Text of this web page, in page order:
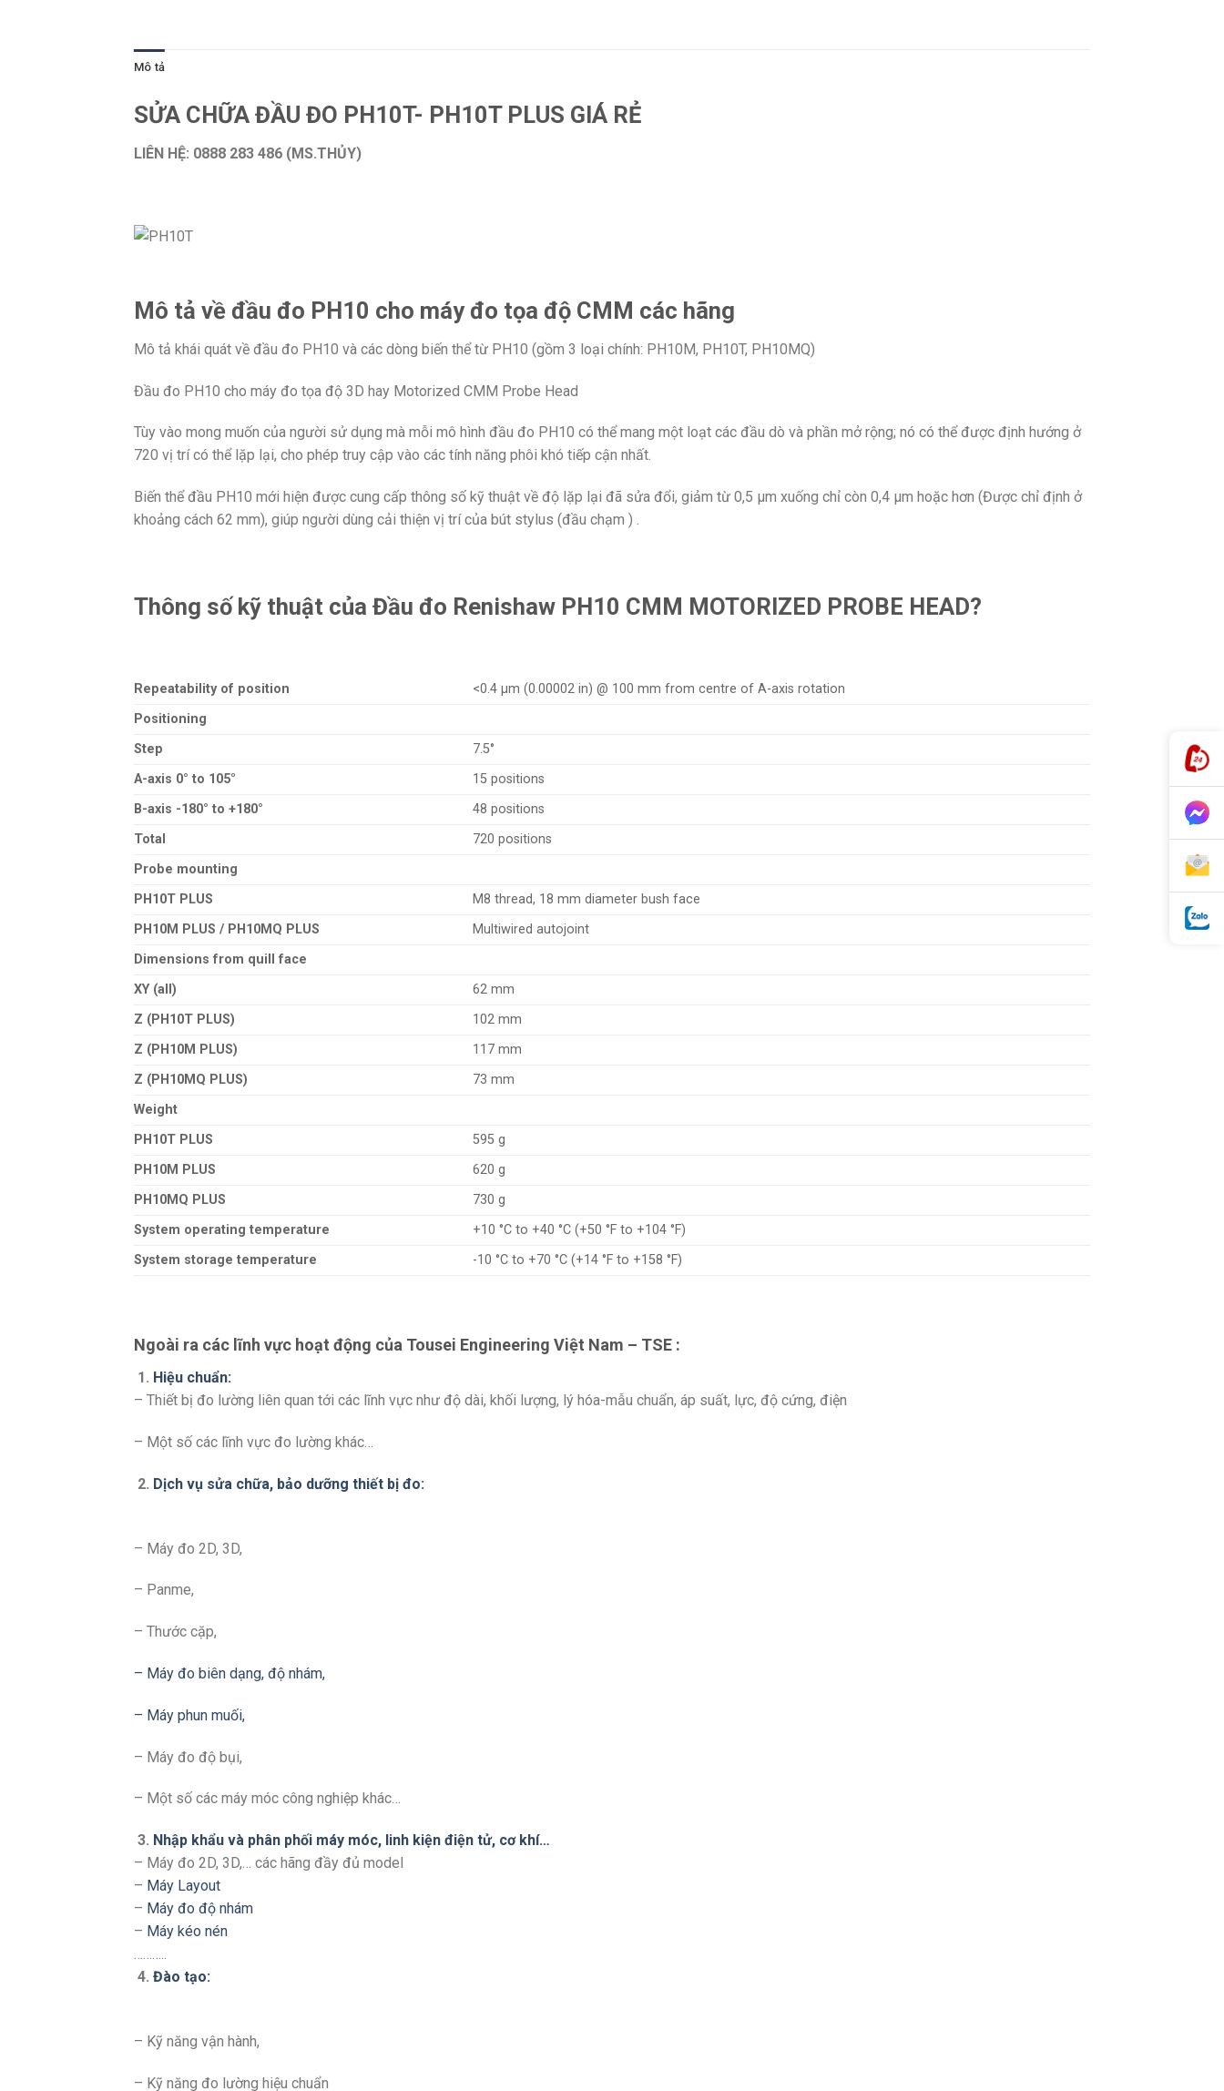
Mô tả
SỬA CHỮA ĐẦU ĐO PH10T- PH10T PLUS GIÁ RẺ
LIÊN HỆ: 0888 283 486 (MS.THỦY)
Mô tả về đầu đo PH10 cho máy đo tọa độ CMM các hãng
Mô tả khái quát về đầu đo PH10 và các dòng biến thể từ PH10 (gồm 3 loại chính: PH10M, PH10T, PH10MQ)
Đầu đo PH10 cho máy đo tọa độ 3D hay Motorized CMM Probe Head
Tùy vào mong muốn của người sử dụng mà mỗi mô hình đầu đo PH10 có thể mang một loạt các đầu dò và phần mở rộng; nó có thể được định hướng ở
720 vị trí có thể lặp lại, cho phép truy cập vào các tính năng phôi khó tiếp cận nhất.
Biến thể đầu PH10 mới hiện được cung cấp thông số kỹ thuật về độ lặp lại đã sửa đổi, giảm từ 0,5 µm xuống chỉ còn 0,4 µm hoặc hơn (Được chỉ định ở
khoảng cách 62 mm), giúp người dùng cải thiện vị trí của bút stylus (đầu chạm ) .
Thông số kỹ thuật của Đầu đo Renishaw PH10 CMM MOTORIZED PROBE HEAD?
Repeatability of position
<0.4 μm (0.00002 in) @ 100 mm from centre of A-axis rotation
Positioning
Step
7.5°
A-axis 0° to 105°
15 positions
B-axis -180° to +180°
48 positions
Total
720 positions
Probe mounting
PH10T PLUS
M8 thread, 18 mm diameter bush face
PH10M PLUS / PH10MQ PLUS
Multiwired autojoint
Dimensions from quill face
XY (all)
62 mm
Z (PH10T PLUS)
102 mm
Z (PH10M PLUS)
117 mm
Z (PH10MQ PLUS)
73 mm
Weight
PH10T PLUS
595 g
PH10M PLUS
620 g
PH10MQ PLUS
730 g
System operating temperature
+10 °C to +40 °C (+50 °F to +104 °F)
System storage temperature
-10 °C to +70 °C (+14 °F to +158 °F)
Ngoài ra các lĩnh vực hoạt động của Tousei Engineering Việt Nam – TSE :
1. Hiệu chuẩn:
– Thiết bị đo lường liên quan tới các lĩnh vực như độ dài, khối lượng, lý hóa-mẫu chuẩn, áp suất, lực, độ cứng, điện
– Một số các lĩnh vực đo lường khác…
2. Dịch vụ sửa chữa, bảo dưỡng thiết bị đo:
– Máy đo 2D, 3D,
– Panme,
– Thước cặp,
– Máy đo biên dạng, độ nhám,
– Máy phun muối,
– Máy đo độ bụi,
– Một số các máy móc công nghiệp khác…
3. Nhập khẩu và phân phối máy móc, linh kiện điện tử, cơ khí…
– Máy đo 2D, 3D,… các hãng đầy đủ model
– Máy Layout
– Máy đo độ nhám
– Máy kéo nén
………..
4. Đào tạo:
– Kỹ năng vận hành,
– Kỹ năng đo lường hiệu chuẩn